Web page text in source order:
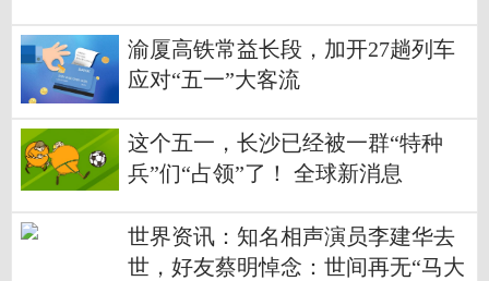
渝厦高铁常益长段，加开27趟列车
应对“五一”大客流
这个五一，长沙已经被一群“特种
兵”们“占领”了！ 全球新消息
世界资讯：知名相声演员李建华去
世，好友蔡明悼念：世间再无“马大